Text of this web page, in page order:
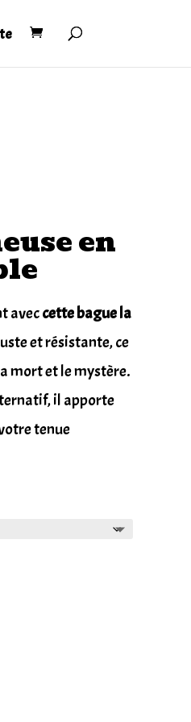
en
aveccette bague la
et résistante, ce
mort et le mystère.
il apporte
tenue